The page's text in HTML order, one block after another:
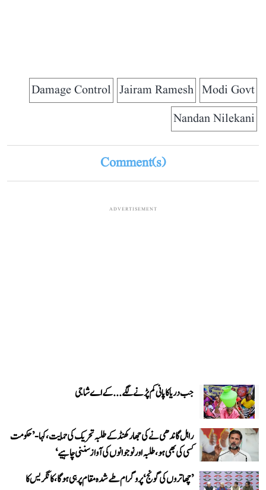
Modi Govt
Jairam Ramesh
Damage Control
Nandan Nilekani
Comment(s)
ADVERTISEMENT
جب دریا کا پانی کم پڑنے لگے...کے اے شاجی
راہل گاندھی نے کی جھارکھنڈ کے طلبہ تحریک کی حمایت، کہا- ’حکومت
کسی کی بھی ہو، طلبہ اور نوجوانوں کی آواز سننی چاہیے‘
’چھاتروں کی گونج‘ پروگرام طے شدہ مقام پر ہی ہوگا، کانگریس کا